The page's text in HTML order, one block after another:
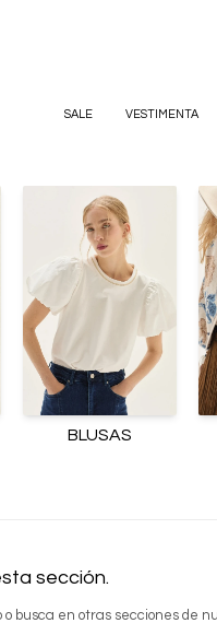
SALE VESTIMENTA
BLUSAS
sección.
busca en otras secciones de